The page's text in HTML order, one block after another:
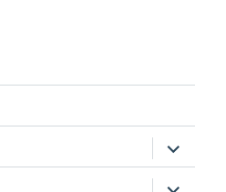
ouvrir
le
sous-
ouvrir